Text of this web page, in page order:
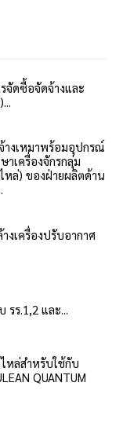
รจัดซื้อจัดจ้างและ
างเหมาพร้อมอุปกรณ์
าเครื่องจักรกลุ่ม
หล่) ของฝ่ายผลิตด้าน
งเครื่องปรับอากาศ
รร.1,2 และ...
หล่สำหรับใช้กับ
QUANTUM